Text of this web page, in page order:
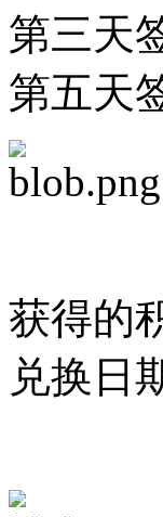
第三天
第五天
获得的
兑换日